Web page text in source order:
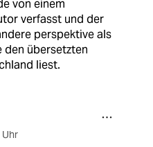
von einem
verfasst und der
perspektive als
den übersetzten
liest.
Uhr